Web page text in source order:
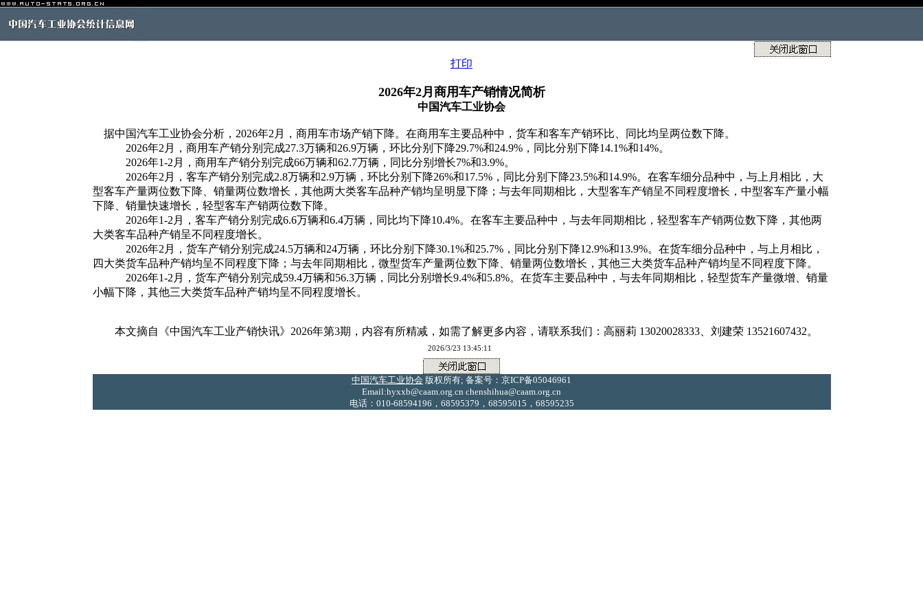
打印
2026年2月商用车产销情况简析
中国汽车工业协会
据中国汽车工业协会分析，2026年2月，商用车市场产销下降。在商用车主要品种中，货车和客车产销环比、同比均呈两位数下降。
2026年2月，商用车产销分别完成27.3万辆和26.9万辆，环比分别下降29.7%和24.9%，同比分别下降14.1%和14%。
2026年1-2月，商用车产销分别完成66万辆和62.7万辆，同比分别增长7%和3.9%。
2026年2月，客车产销分别完成2.8万辆和2.9万辆，环比分别下降26%和17.5%，同比分别下降23.5%和14.9%。在客车细分品种中，与上月相比，大
型客车产量两位数下降、销量两位数增长，其他两大类客车品种产销均呈明显下降；与去年同期相比，大型客车产销呈不同程度增长，中型客车产量小幅
下降、销量快速增长，轻型客车产销两位数下降。
2026年1-2月，客车产销分别完成6.6万辆和6.4万辆，同比均下降10.4%。在客车主要品种中，与去年同期相比，轻型客车产销两位数下降，其他两
大类客车品种产销呈不同程度增长。
2026年2月，货车产销分别完成24.5万辆和24万辆，环比分别下降30.1%和25.7%，同比分别下降12.9%和13.9%。在货车细分品种中，与上月相比，
四大类货车品种产销均呈不同程度下降；与去年同期相比，微型货车产量两位数下降、销量两位数增长，其他三大类货车品种产销均呈不同程度下降。
2026年1-2月，货车产销分别完成59.4万辆和56.3万辆，同比分别增长9.4%和5.8%。在货车主要品种中，与去年同期相比，轻型货车产量微增、销量
小幅下降，其他三大类货车品种产销均呈不同程度增长。
本文摘自《中国汽车工业产销快讯》2026年第3期，内容有所精减，如需了解更多内容，请联系我们：高丽莉 13020028333、刘建荣 13521607432。
2026/3/23 13:45:11
中国汽车工业协会 版权所有; 备案号：京ICP备05046961
Email:hyxxb@caam.org.cn chenshihua@caam.org.cn
电话：010-68594196，68595379，68595015，68595235